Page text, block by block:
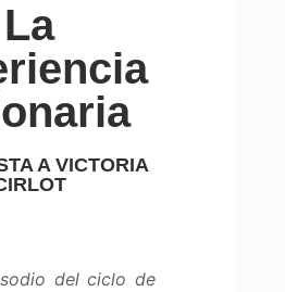
La
A VICTORIA
del ciclo de